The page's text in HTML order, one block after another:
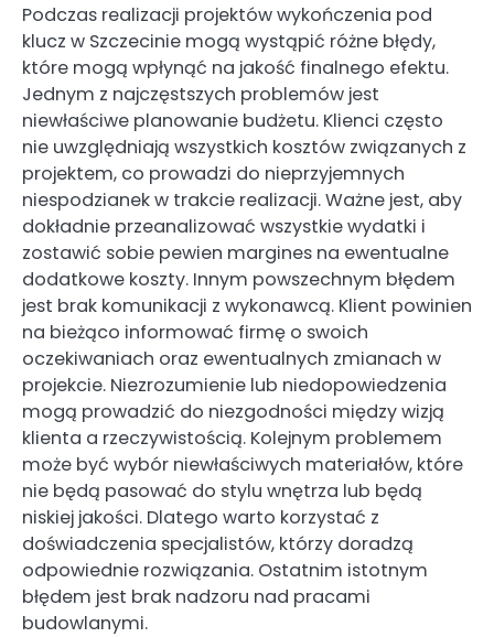
Podczas realizacji projektów wykończenia pod
klucz w Szczecinie mogą wystąpić różne błędy,
które mogą wpłynąć na jakość finalnego efektu.
Jednym z najczęstszych problemów jest
niewłaściwe planowanie budżetu. Klienci często
nie uwzględniają wszystkich kosztów związanych z
projektem, co prowadzi do nieprzyjemnych
niespodzianek w trakcie realizacji. Ważne jest, aby
dokładnie przeanalizować wszystkie wydatki i
zostawić sobie pewien margines na ewentualne
dodatkowe koszty. Innym powszechnym błędem
jest brak komunikacji z wykonawcą. Klient powinien
na bieżąco informować firmę o swoich
oczekiwaniach oraz ewentualnych zmianach w
projekcie. Niezrozumienie lub niedopowiedzenia
mogą prowadzić do niezgodności między wizją
klienta a rzeczywistością. Kolejnym problemem
może być wybór niewłaściwych materiałów, które
nie będą pasować do stylu wnętrza lub będą
niskiej jakości. Dlatego warto korzystać z
doświadczenia specjalistów, którzy doradzą
odpowiednie rozwiązania. Ostatnim istotnym
błędem jest brak nadzoru nad pracami
budowlanymi.